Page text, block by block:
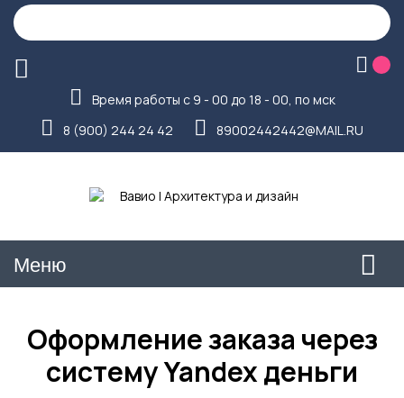
Время работы с 9 - 00 до 18 - 00, по мск
8 (900) 244 24 42
89002442442@MAIL.RU
Меню
Оформление заказа через
систему Yandex деньги